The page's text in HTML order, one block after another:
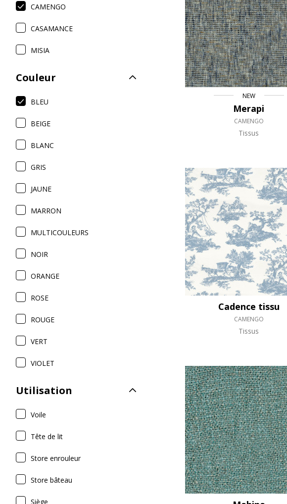
Satin
Taffetas
Velours
CAMENGO
CASAMANCE
MISIA
Couleur
BLEU
BEIGE
BLANC
GRIS
JAUNE
MARRON
MULTICOULEURS
NOIR
ORANGE
ROSE
ROUGE
VERT
VIOLET
Utilisation
Voile
Tête de lit
Store enrouleur
Store bâteau
Siège
NEW
Merapi
CAMENGO
Tissus
Cadence tissu
CAMENGO
Tissus